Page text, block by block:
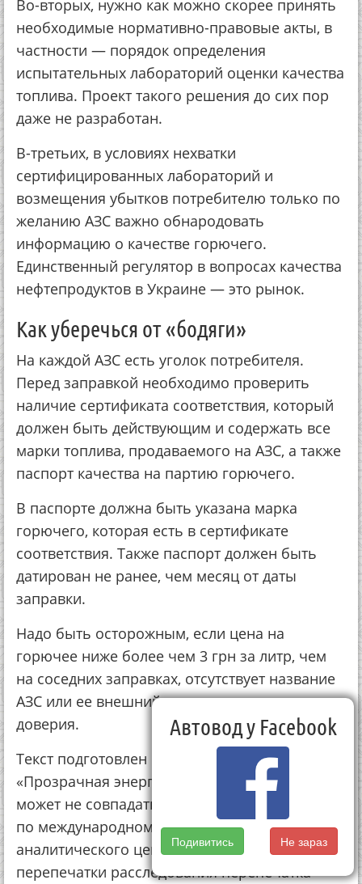
Во-вторых, нужно как можно скорее принять
необходимые нормативно-правовые акты, в
частности — порядок определения
испытательных лабораторий оценки качества
топлива. Проект такого решения до сих пор
даже не разработан.
В-третьих, в условиях нехватки
сертифицированных лабораторий и
возмещения убытков потребителю только по
желанию АЗС важно обнародовать
информацию о качестве горючего.
Единственный регулятор в вопросах качества
нефтепродуктов в Украине — это рынок.
Как уберечься от «бодяги»
На каждой АЗС есть уголок потребителя.
Перед заправкой необходимо проверить
наличие сертификата соответствия, который
должен быть действующим и содержать все
марки топлива, продаваемого на АЗС, а также
паспорт качества на партию горючего.
В паспорте должна быть указана марка
горючего, которая есть в сертификате
соответствия. Также паспорт должен быть
датирован не ранее, чем месяц от даты
заправки.
Надо быть осторожным, если цена на
горючее ниже более чем 3 грн за литр, чем
на соседних заправках, отсутствует название
АЗС или ее внешний вид не вызывает
доверия.
Текст подготовлен в рамках проекта USAID
«Прозрачная энергетика». Позиция автора
может не совпадать с позициями Агентства
по международному развитию США и
аналитического центра DiXi Group. В случае
перепечатки расследования перепечатка
Автовод у Facebook
Подивитись Не зараз